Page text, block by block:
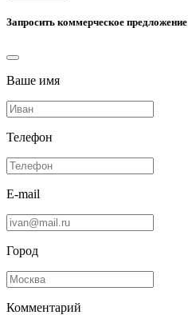
Запросить коммерческое предложение
Ваше имя
Телефон
E-mail
Город
Комментарий